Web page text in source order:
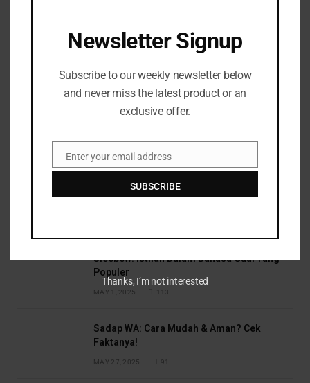
Top Posts
Negara Yang Selalu Ada Dalam Dunia Fikssi
Sleebew: Istilah Dalam Bahasa Gaul Yang
Populer
MAY 1, 2025 113
Sadap WA: Cara Mudah & Aman? Cek
Faktanya!
MAY 27, 2025 91
Newsletter Signup
Subscribe to our weekly newsletter below
and never miss the latest product or an
exclusive offer.
EmailEnter your email address
SUBSCRIBE
Thanks, I’m not interested